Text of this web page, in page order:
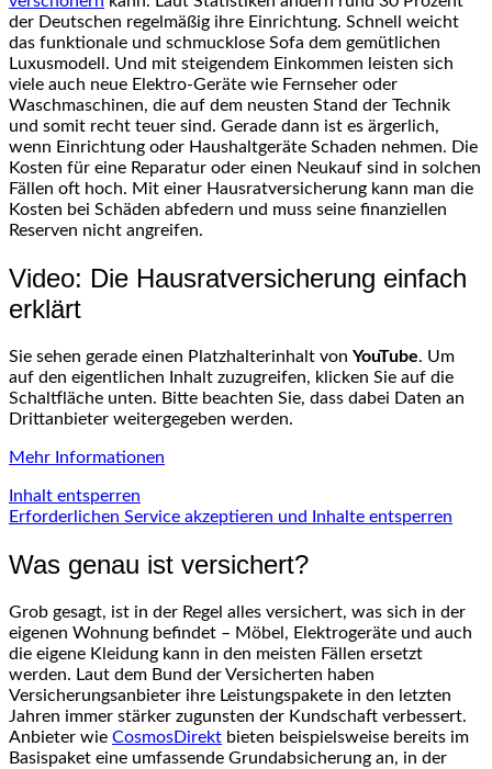
der Deutschen regelmäßig ihre Einrichtung. Schnell weicht
das funktionale und schmucklose Sofa dem gemütlichen
Luxusmodell. Und mit steigendem Einkommen leisten sich
viele auch neue Elektro-Geräte wie Fernseher oder
Waschmaschinen, die auf dem neusten Stand der Technik
und somit recht teuer sind. Gerade dann ist es ärgerlich,
wenn Einrichtung oder Haushaltgeräte Schaden nehmen. Die
Kosten für eine Reparatur oder einen Neukauf sind in solchen
Fällen oft hoch. Mit einer Hausratversicherung kann man die
Kosten bei Schäden abfedern und muss seine finanziellen
Reserven nicht angreifen.
Video: Die Hausratversicherung einfach
erklärt
Sie sehen gerade einen Platzhalterinhalt von YouTube. Um
auf den eigentlichen Inhalt zuzugreifen, klicken Sie auf die
Schaltfläche unten. Bitte beachten Sie, dass dabei Daten an
Drittanbieter weitergegeben werden.
Mehr Informationen
Inhalt entsperren
Erforderlichen Service akzeptieren und Inhalte entsperren
Was genau ist versichert?
Grob gesagt, ist in der Regel alles versichert, was sich in der
eigenen Wohnung befindet – Möbel, Elektrogeräte und auch
die eigene Kleidung kann in den meisten Fällen ersetzt
werden. Laut dem Bund der Versicherten haben
Versicherungsanbieter ihre Leistungspakete in den letzten
Jahren immer stärker zugunsten der Kundschaft verbessert.
Anbieter wie CosmosDirekt bieten beispielsweise bereits im
Basispaket eine umfassende Grundabsicherung an, in der